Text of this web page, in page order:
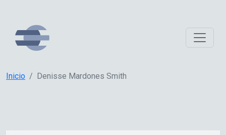
Inicio Denisse Mardones Smith